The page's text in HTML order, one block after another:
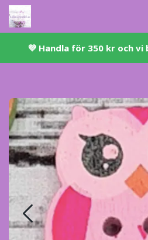
💜 ​Handla för 350 kr och